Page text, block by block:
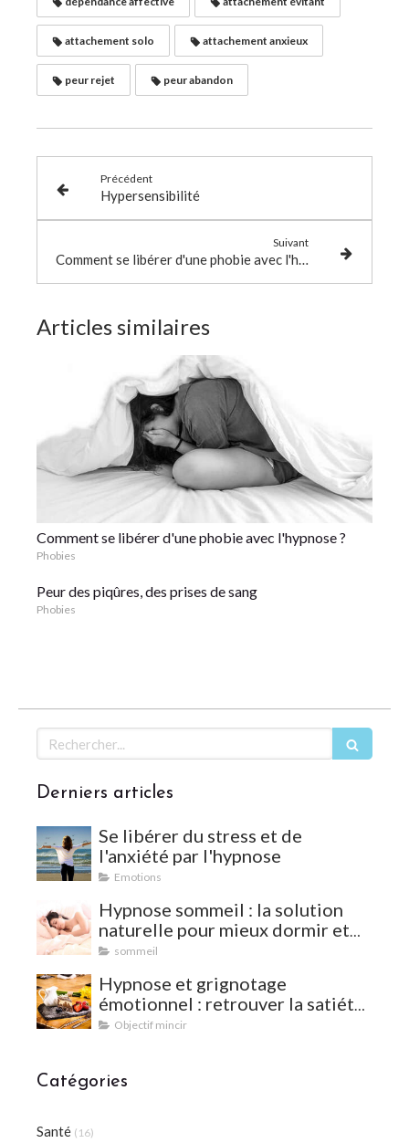
attachement solo attachement anxieux
peur rejet peur abandon
Précédent
Hypersensibilité
Suivant
Comment se libérer d'une phobie avec l'hypnose ?
Articles similaires
Comment se libérer d'une phobie avec l'hypnose ?
Phobies
Peur des piqûres, des prises de sang
Phobies
Rechercher
Derniers articles
Se libérer du stress et de
l'anxiété par l'hypnose
Emotions
Hypnose sommeil : la solution
naturelle pour mieux dormir et
vaincre les insomnies
sommeil
Hypnose et grignotage
émotionnel : retrouver la satiété
et l'équilibre
Objectif mincir
Catégories
Santé (16)